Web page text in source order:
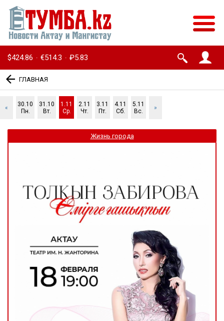
$424.86 · €514.3 · ₽5.83
ГЛАВНАЯ
«
30.10
Пн.
31.10
Вт.
1.11
Ср.
2.11
Чт.
3.11
Пт.
4.11
Сб.
5.11
Вс.
»
Жизнь города